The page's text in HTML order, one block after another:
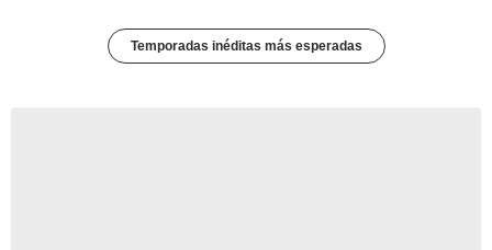
Temporadas inéditas más esperadas